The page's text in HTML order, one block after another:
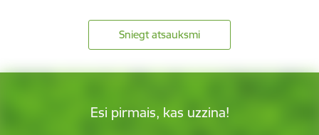
Sniegt atsauksmi
Esi pirmais, kas uzzina!